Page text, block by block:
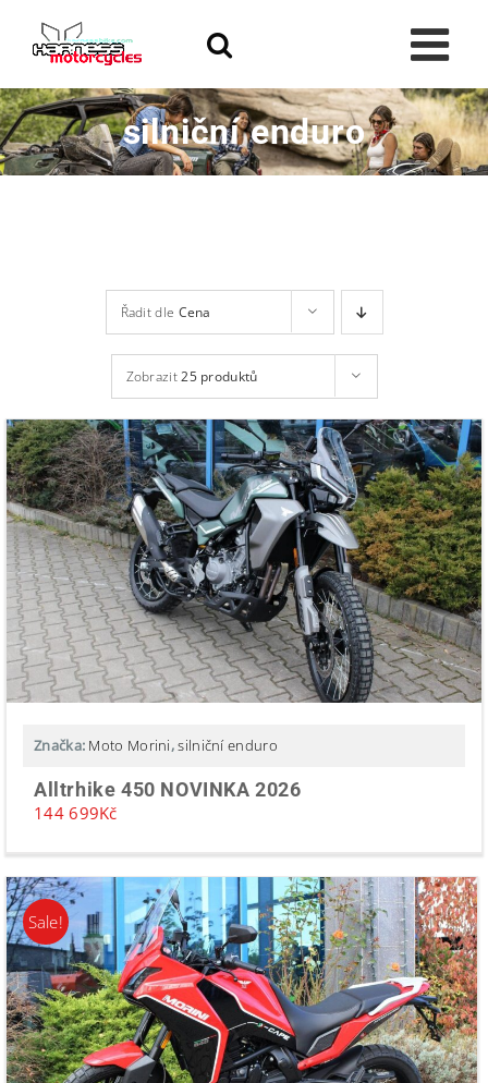
content
silniční enduro
Řadit dle Cena
Zobrazit25 produktů
Značka: Moto Morini,silniční enduro
Alltrhike 450 NOVINKA 2026
144 699Kč
Sale!